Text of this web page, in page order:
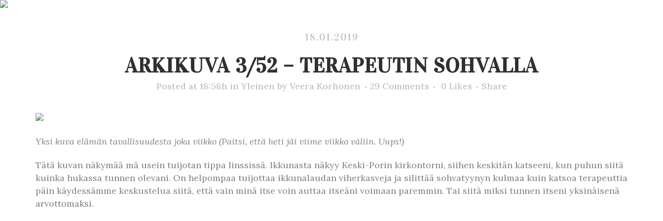
18.01.2019
ARKIKUVA 3/52 – TERAPEUTIN SOHVALLA
Posted at 18:58h in Yleinen by Veera Korhonen 29 Comments 0 Likes Share
Yksi kuva elämän tavallisuudesta joka viikko (Paitsi, että heti jäi viime viikko väliin. Uups!)
Tätä kuvan näkymää mä usein tuijotan tippa linssissä. Ikkunasta näkyy Keski-Porin kirkontorni, siihen keskitän katseeni, kun puhun siitä
kuinka hukassa tunnen olevani. On helpompaa tuijottaa ikkunalaudan viherkasveja ja silittää sohvatyynyn kulmaa kuin katsoa terapeuttia
päin käydessämme keskustelua siitä, että vain minä itse voin auttaa itseäni voimaan paremmin. Tai siitä miksi tunnen itseni yksinäisenä
arvottomaksi.